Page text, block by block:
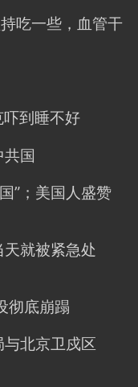
吃一些，血管干
到睡不好
国
”；美国人盛赞
就被紧急处
彻底崩蹋
北京卫戍区